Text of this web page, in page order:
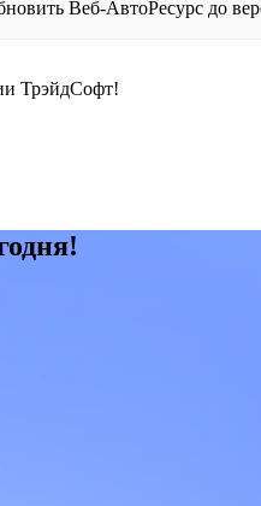
Веб-АвтоРесурс до
ТрэйдСофт!